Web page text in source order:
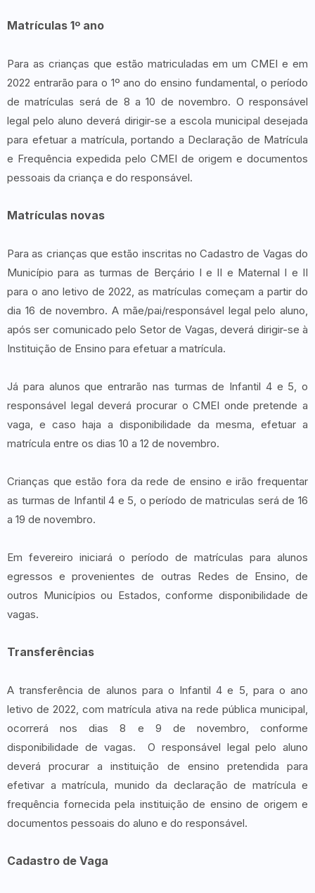
Matrículas 1º ano
Para as crianças que estão matriculadas em um CMEI e em
2022 entrarão para o 1º ano do ensino fundamental, o período
de matrículas será de 8 a 10 de novembro. O responsável
legal pelo aluno deverá dirigir-se a escola municipal desejada
para efetuar a matrícula, portando a Declaração de Matrícula
e Frequência expedida pelo CMEI de origem e documentos
pessoais da criança e do responsável.
Matrículas novas
Para as crianças que estão inscritas no Cadastro de Vagas do
Município para as turmas de Berçário I e II e Maternal I e II
para o ano letivo de 2022, as matrículas começam a partir do
dia 16 de novembro. A mãe/pai/responsável legal pelo aluno,
após ser comunicado pelo Setor de Vagas, deverá dirigir-se à
Instituição de Ensino para efetuar a matrícula.
Já para alunos que entrarão nas turmas de Infantil 4 e 5, o
responsável legal deverá procurar o CMEI onde pretende a
vaga, e caso haja a disponibilidade da mesma, efetuar a
matrícula entre os dias 10 a 12 de novembro.
Crianças que estão fora da rede de ensino e irão frequentar
as turmas de Infantil 4 e 5, o período de matriculas será de 16
a 19 de novembro.
Em fevereiro iniciará o período de matrículas para alunos
egressos e provenientes de outras Redes de Ensino, de
outros Municípios ou Estados, conforme disponibilidade de
vagas.
Transferências
A transferência de alunos para o Infantil 4 e 5, para o ano
letivo de 2022, com matrícula ativa na rede pública municipal,
ocorrerá nos dias 8 e 9 de novembro, conforme
disponibilidade de vagas. O responsável legal pelo aluno
deverá procurar a instituição de ensino pretendida para
efetivar a matrícula, munido da declaração de matrícula e
frequência fornecida pela instituição de ensino de origem e
documentos pessoais do aluno e do responsável.
Cadastro de Vaga